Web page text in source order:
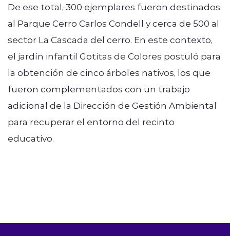
De ese total, 300 ejemplares fueron destinados
al Parque Cerro Carlos Condell y cerca de 500 al
sector La Cascada del cerro. En este contexto,
el jardín infantil Gotitas de Colores postuló para
la obtención de cinco árboles nativos, los que
fueron complementados con un trabajo
adicional de la Dirección de Gestión Ambiental
para recuperar el entorno del recinto
educativo.